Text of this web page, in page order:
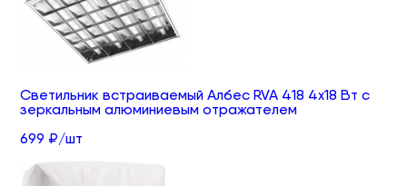
Светильник встраиваемый Албес RVA 418 4х18 Вт с
зеркальным алюминиевым отражателем
699 ₽/шт